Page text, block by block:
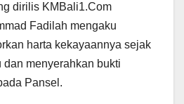
dirilis KMBali1.Com
Fadilah mengaku
harta kekayaannya sejak
menyerahkan bukti
Pansel.